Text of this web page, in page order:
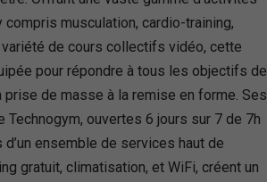
compris musculation, cardio-training,
de cours collectifs vidéo, cette
pour répondre à tous les objectifs de
de masse à la remise en forme. Ses
Technogym, ouvertes 6 jours sur 7 de 7h
d’un ensemble de services haut de
gratuit, climatisation, et WiFi, créent un